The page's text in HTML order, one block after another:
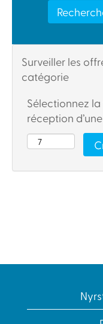
Surveiller les
catégorie
Sélectionnez
réception